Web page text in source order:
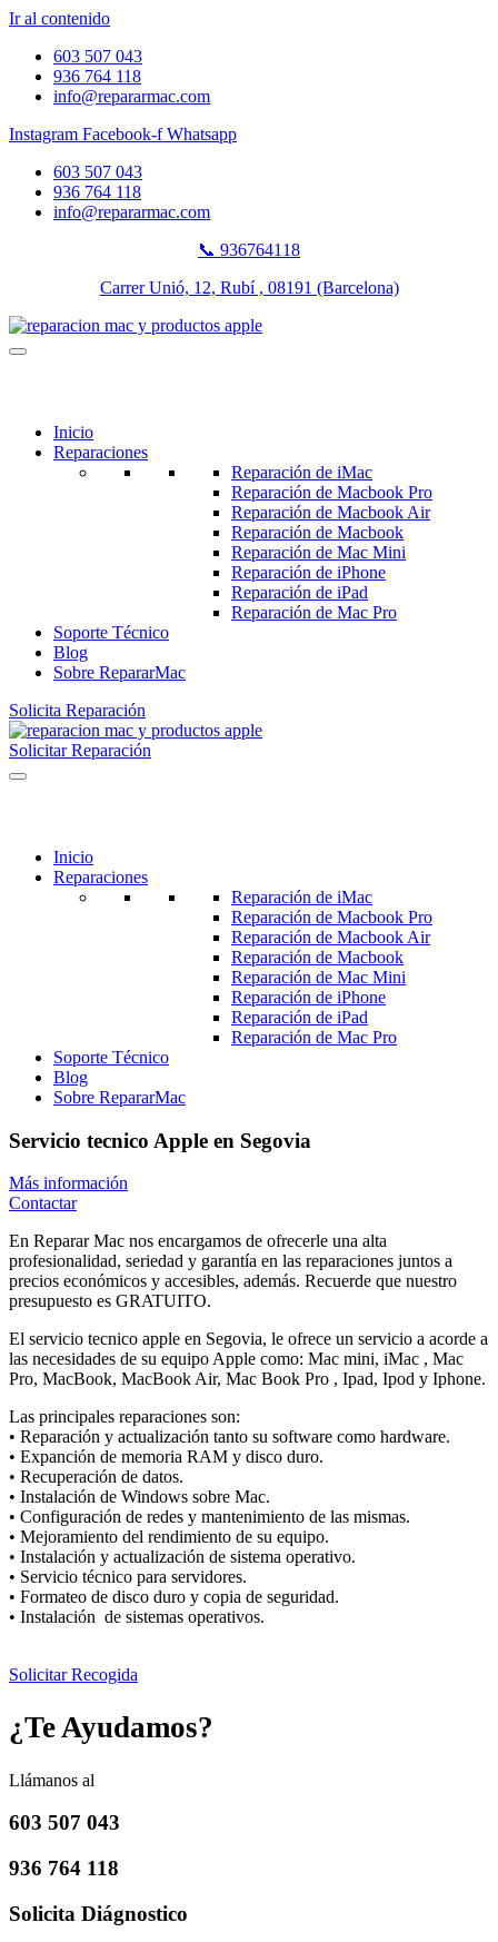
Ir al contenido
603 507 043
936 764 118
info@repararmac.com
Instagram Facebook-f Whatsapp
603 507 043
936 764 118
info@repararmac.com
📞 936764118
Carrer Unió, 12, Rubí , 08191 (Barcelona)
Inicio
Reparaciones
Reparación de iMac
Reparación de Macbook Pro
Reparación de Macbook Air
Reparación de Macbook
Reparación de Mac Mini
Reparación de iPhone
Reparación de iPad
Reparación de Mac Pro
Soporte Técnico
Blog
Sobre RepararMac
Solicita Reparación
Solicitar Reparación
Inicio
Reparaciones
Reparación de iMac
Reparación de Macbook Pro
Reparación de Macbook Air
Reparación de Macbook
Reparación de Mac Mini
Reparación de iPhone
Reparación de iPad
Reparación de Mac Pro
Soporte Técnico
Blog
Sobre RepararMac
Servicio tecnico Apple en Segovia
Más información
Contactar
En Reparar Mac nos encargamos de ofrecerle una alta
profesionalidad, seriedad y garantía en las reparaciones juntos a
precios económicos y accesibles, además. Recuerde que nuestro
presupuesto es GRATUITO.
El servicio tecnico apple en Segovia, le ofrece un servicio a acorde a
las necesidades de su equipo Apple como: Mac mini, iMac , Mac
Pro, MacBook, MacBook Air, Mac Book Pro , Ipad, Ipod y Iphone.
Las principales reparaciones son:
• Reparación y actualización tanto su software como hardware.
• Expanción de memoria RAM y disco duro.
• Recuperación de datos.
• Instalación de Windows sobre Mac.
• Configuración de redes y mantenimiento de las mismas.
• Mejoramiento del rendimiento de su equipo.
• Instalación y actualización de sistema operativo.
• Servicio técnico para servidores.
• Formateo de disco duro y copia de seguridad.
• Instalación de sistemas operativos.
Solicitar Recogida
¿Te Ayudamos?
Llámanos al
603 507 043
936 764 118
Solicita Diágnostico